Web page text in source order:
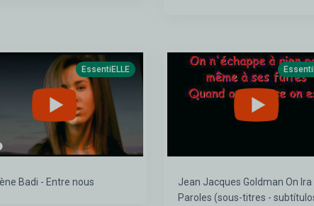
EssentiELLE
Badi - Entre nous
Jean Jacques Goldman On Ira
Paroles (sous-titres -